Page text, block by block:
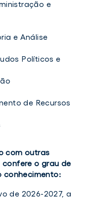
e
e Análise
Políticos e
de Recursos
com outras
confere o grau de
conhecimento:
de 2026-2027, a